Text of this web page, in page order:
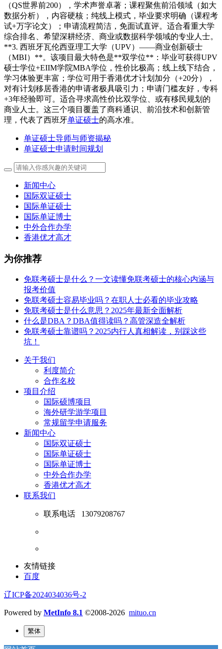
（QS世界前200），学术声誉卓著；课程聚焦前沿领域（如大
数据分析），内容硬核；纯线上模式，毕业要求明确（课程考
试+万字论文）；申请流程简洁，免面试直评。适合看重大学
综合排名、希望深耕经济、商业或数据科学领域的专业人士。
**3. 西班牙瓦伦西亚理工大学（UPV）——商业创新硕士
（MBI）**。该项目最大特色是**双学位**：毕业可获得UPV
硕士学位+EIIM学院MBA学位，性价比极高；线上线下结合，
学习体验更丰富；学位可用于香港优才计划加分（+20分），
对有计划移居香港的申请者极具吸引力；申请门槛友好，专科
+3年经验即可。适合寻求高性价比双学位、或有移民规划的
商业人士。这三个项目覆盖了商科通识、前沿技术和创新管
理，代表了西班牙单证硕士的高水准。
单证硕士导师与师资揭秘
单证硕士申请时间规划
新闻中心
国际双证硕士
国际单证硕士
国际单证博士
中外合作办学
香港优才高才
为你推荐
免联考硕士是什么？一文读懂免联考硕士的核心内涵与
报考价值
免联考硕士容易毕业吗？在职人士必看的毕业攻略
免联考硕士是什么意思？2025年最新全面解析
什么是DBA？DBA值得读吗？高管深造全解析
免联考硕士靠谱吗？2025内行人真相解读，别踩这些
坑！
关于我们
利度简介
合作名校
项目介绍
国际硕博项目
海外研学游学项目
常规留学申请服务
新闻中心
国际双证硕士
国际单证硕士
国际单证博士
中外合作办学
香港优才高才
联系我们
联系电话 13079208767
友情链接
百度
辽ICP备2024034036号-2
Powered by MetInfo 8.1 ©2008-2026 mituo.cn
繁体